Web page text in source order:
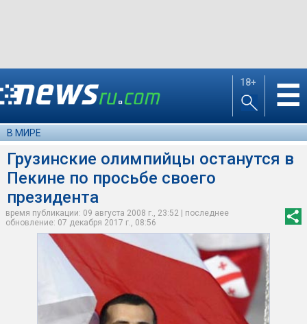
18+ ☰
В МИРЕ
Грузинские олимпийцы останутся в
Пекине по просьбе своего
президента
время публикации: 09 августа 2008 г., 23:52 | последнее
обновление: 07 декабря 2017 г., 08:56